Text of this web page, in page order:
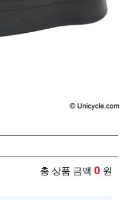
총 상품 금액 0 원